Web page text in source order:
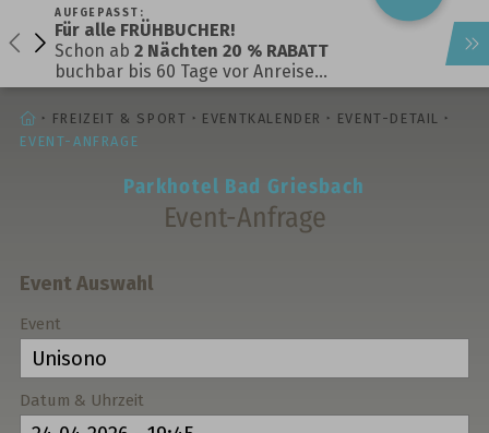
AUFGEPASST:
Für alle FRÜHBUCHER!
Schon ab 2 Nächten 20 % RABATT
buchbar bis 60 Tage vor Anreise…
STARTSEITE
FREIZEIT & SPORT EVENTKALENDER
EVENT-DETAIL
EVENT-ANFRAGE
Parkhotel Bad Griesbach
Event-Anfrage
Event Auswahl
Event
Datum & Uhrzeit